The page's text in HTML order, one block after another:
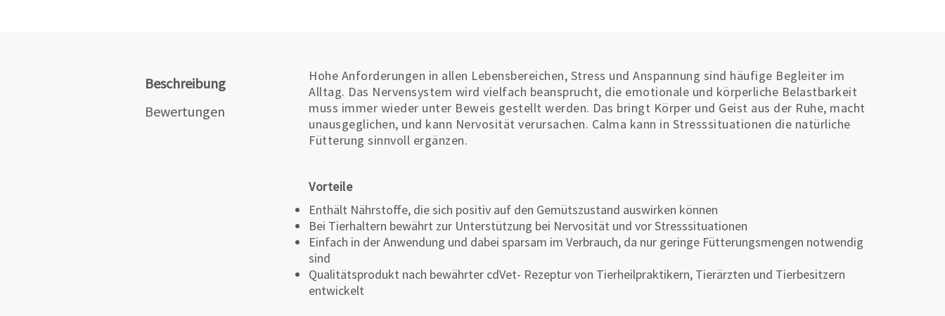
Beschreibung
Bewertungen
Hohe Anforderungen in allen Lebensbereichen, Stress und Anspannung sind häufige Begleiter im
Alltag. Das Nervensystem wird vielfach beansprucht, die emotionale und körperliche Belastbarkeit
muss immer wieder unter Beweis gestellt werden. Das bringt Körper und Geist aus der Ruhe, macht
unausgeglichen, und kann Nervosität verursachen. Calma kann in Stresssituationen die natürliche
Fütterung sinnvoll ergänzen.
Vorteile
Enthält Nährstoffe, die sich positiv auf den Gemütszustand auswirken können
Bei Tierhaltern bewährt zur Unterstützung bei Nervosität und vor Stresssituationen
Einfach in der Anwendung und dabei sparsam im Verbrauch, da nur geringe Fütterungsmengen notwendig
sind
Qualitätsprodukt nach bewährter cdVet- Rezeptur von Tierheilpraktikern, Tierärzten und Tierbesitzern
entwickelt